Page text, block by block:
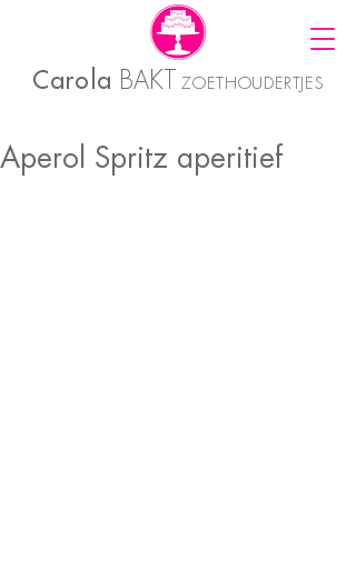
Carola BAKT ZOETHOUDERTJES
Aperol Spritz aperitief